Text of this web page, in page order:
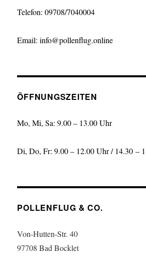
Telefon: 09708/7040004
Email: info@pollenflug.online
ÖFFNUNGSZEITEN
Mo, Mi, Sa: 9.00 – 13.00 Uhr
Di, Do, Fr: 9.00 – 12.00 Uhr / 14.30 –
POLLENFLUG & CO.
Von-Hutten-Str. 40
97708 Bad Bocklet